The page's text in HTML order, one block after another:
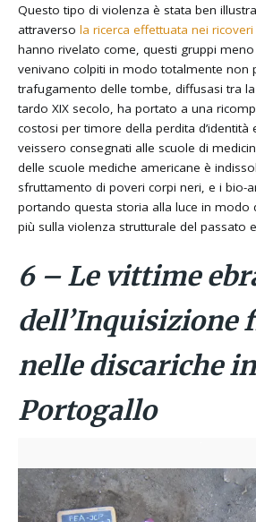
Questo tipo di violenza è stata ben
attraverso la ricerca effettuata nei
hanno rivelato come, questi gruppi
venivano colpiti in modo totalmente non
trafugamento delle tombe, diffusasi tra
tardo XIX secolo, ha portato a una
costosi per timore della perdita d’identità
veissero consegnati alle scuole di
delle scuole mediche americane è
sfruttamento di poveri corpi neri, e i bio-
portando questa storia alla luce in modo
più sulla violenza strutturale del passato
6 – Le vittime
dell’Inquisizione
nelle discariche in
Portogallo